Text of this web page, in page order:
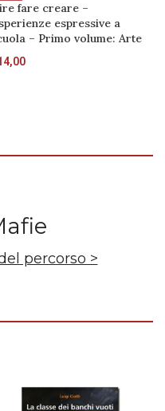
fare creare –
espressive a
– Primo volume: Arte
percorso >